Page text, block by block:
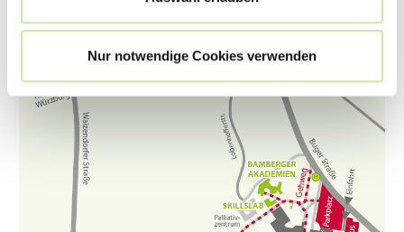
Nur notwendige Cookies verwenden